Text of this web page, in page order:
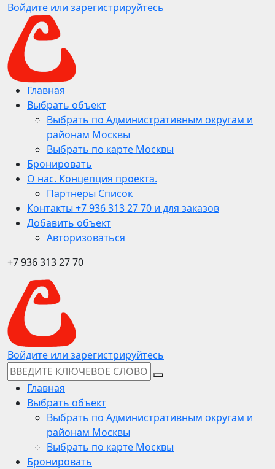
Войдите или зарегистрируйтесь
Главная
Выбрать объект
Выбрать по Административным округам и
районам Москвы
Выбрать по карте Москвы
Бронировать
О нас. Концепция проекта.
Партнеры Список
Контакты +7 936 313 27 70 и для заказов
Добавить объект
Авторизоваться
+7 936 313 27 70
Войдите или зарегистрируйтесь
Главная
Выбрать объект
Выбрать по Административным округам и
районам Москвы
Выбрать по карте Москвы
Бронировать